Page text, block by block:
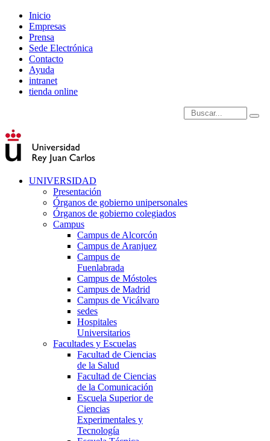
Inicio
Empresas
Prensa
Sede Electrónica
Contacto
Ayuda
intranet
tienda online
Introduce términos de
UNIVERSIDAD
Presentación
Órganos de gobierno unipersonales
Órganos de gobierno colegiados
Campus
Campus de Alcorcón
Campus de Aranjuez
Campus de
Fuenlabrada
Campus de Móstoles
Campus de Madrid
Campus de Vicálvaro
sedes
Hospitales
Universitarios
Facultades y Escuelas
Facultad de Ciencias
de la Salud
Facultad de Ciencias
de la Comunicación
Escuela Superior de
Ciencias
Experimentales y
Tecnología